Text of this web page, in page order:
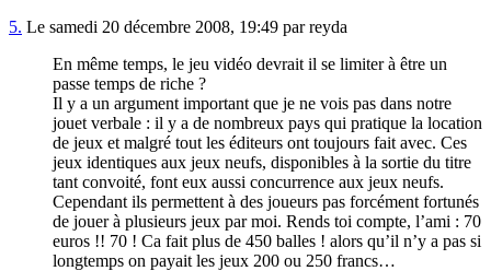
5. Le samedi 20 décembre 2008, 19:49 par reyda
En même temps, le jeu vidéo devrait il se limiter à être un
passe temps de riche ?
Il y a un argument important que je ne vois pas dans notre
jouet verbale : il y a de nombreux pays qui pratique la location
de jeux et malgré tout les éditeurs ont toujours fait avec. Ces
jeux identiques aux jeux neufs, disponibles à la sortie du titre
tant convoité, font eux aussi concurrence aux jeux neufs.
Cependant ils permettent à des joueurs pas forcément fortunés
de jouer à plusieurs jeux par moi. Rends toi compte, l’ami : 70
euros !! 70 ! Ca fait plus de 450 balles ! alors qu’il n’y a pas si
longtemps on payait les jeux 200 ou 250 francs…